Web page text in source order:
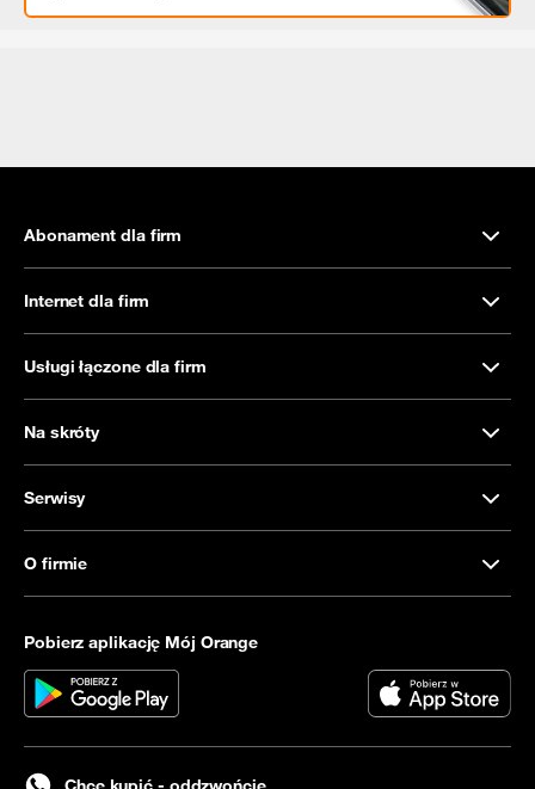
Abonament dla firm
Internet dla firm
Usługi łączone dla firm
Na skróty
Serwisy
O firmie
Pobierz aplikację Mój Orange